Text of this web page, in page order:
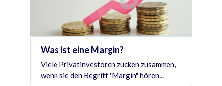
Was ist eine Margin?
Viele Privatinvestoren zucken zusammen,
wenn sie den Begriff "Margin" hören...